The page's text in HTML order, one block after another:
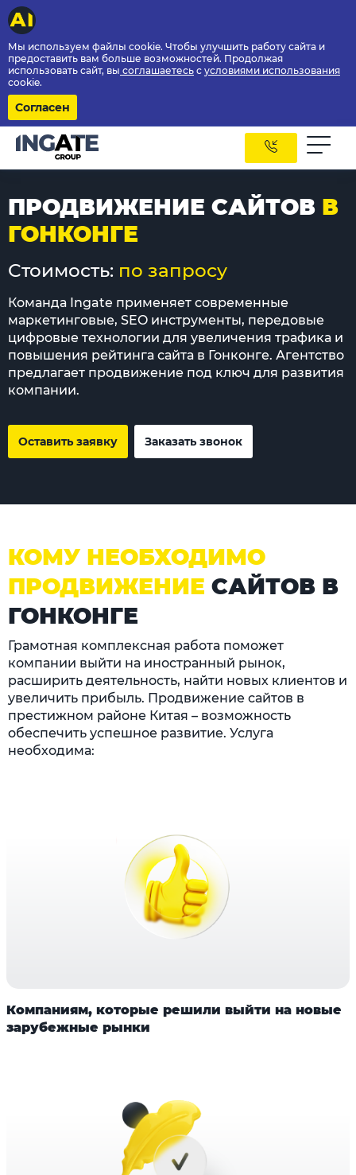
Мы используем файлы cookie. Чтобы улучшить работу сайта и
предоставить вам больше возможностей. Продолжая
использовать сайт, вы соглашаетесь с условиями использования
cookie.
Согласен
ПРОДВИЖЕНИЕ САЙТОВ В
ГОНКОНГЕ
Стоимость: по запросу
Команда Ingate применяет современные
маркетинговые, SEO инструменты, передовые
цифровые технологии для увеличения трафика и
повышения рейтинга сайта в Гонконге. Агентство
предлагает продвижение под ключ для развития
компании.
Оставить заявку Заказать звонок
КОМУ НЕОБХОДИМО
ПРОДВИЖЕНИЕ САЙТОВ В
ГОНКОНГЕ
Грамотная комплексная работа поможет
компании выйти на иностранный рынок,
расширить деятельность, найти новых клиентов и
увеличить прибыль. Продвижение сайтов в
престижном районе Китая – возможность
обеспечить успешное развитие. Услуга
необходима:
Компаниям, которые решили выйти на новые
зарубежные рынки